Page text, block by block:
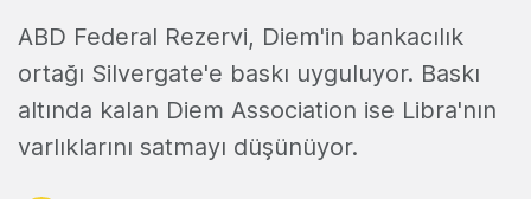
ABD Federal Rezervi, Diem'in bankacılık
ortağı Silvergate'e baskı uyguluyor. Baskı
altında kalan Diem Association ise Libra'nın
varlıklarını satmayı düşünüyor.